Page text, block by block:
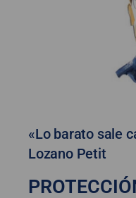
«Lo barato sale
Lozano Petit